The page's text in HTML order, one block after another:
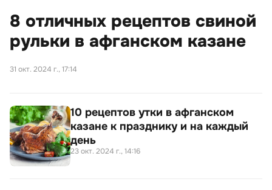
8 отличных рецептов свиной
рульки в афганском казане
31 окт. 2024 г., 17:14
10 рецептов утки в афганском
казане к празднику и на каждый
день
23 окт. 2024 г., 14:16